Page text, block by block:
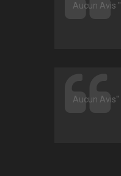
Aucun Avis "
Aucun Avis"